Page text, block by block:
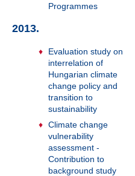
Programmes
2013.
Evaluation study on
interrelation of
Hungarian climate
change policy and
transition to
sustainability
Climate change
vulnerability
assessment -
Contribution to
background study